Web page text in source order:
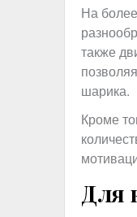
На
также
шарика.
Кроме
Для